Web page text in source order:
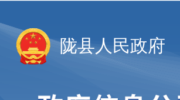
陇县人民政府